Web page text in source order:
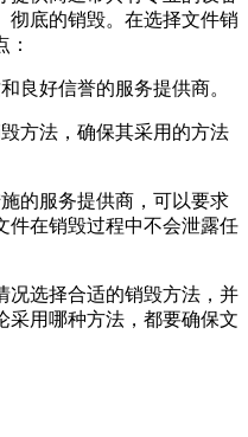
彻底的销毁。在选择文件销
良好信誉的服务提供商。
方法，确保其采用的方法
的服务提供商，可以要求
件在销毁过程中不会泄露任
况选择合适的销毁方法，并
采用哪种方法，都要确保文